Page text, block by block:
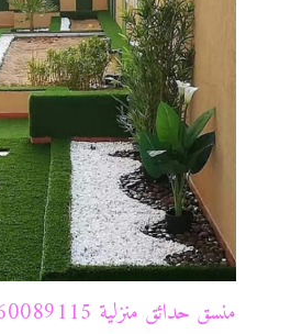
منسق حدائق منزلية 60089115